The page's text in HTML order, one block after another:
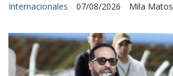
Mila Matos
Internacionales 07/08/2026